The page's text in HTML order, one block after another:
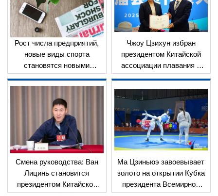
Рост числа предприятий,
новые виды спорта
становятся новыми
горячими точками
Чжоу Цзихун избран
президентом Китайской
ассоциации плавания и
переизбран президентом
Китайской ассоциации
прыжков в воду
Смена руководства: Ван
Лицинь становится
президентом Китайской
Ма Цзиньюэ завоевывает
золото на открытии Кубка
президента Всемирной